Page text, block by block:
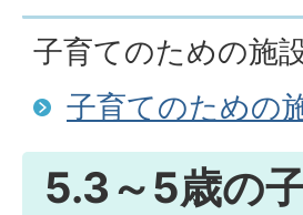
子育てのための施
子育てのための
5.3～5歳の